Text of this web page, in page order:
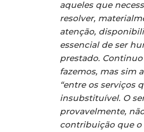
aqueles que
resolver,
atenção,
essencial de ser
prestado.
fazemos, mas sim
“entre os serviços
insubstituível. O
provavelmente,
contribuição que o